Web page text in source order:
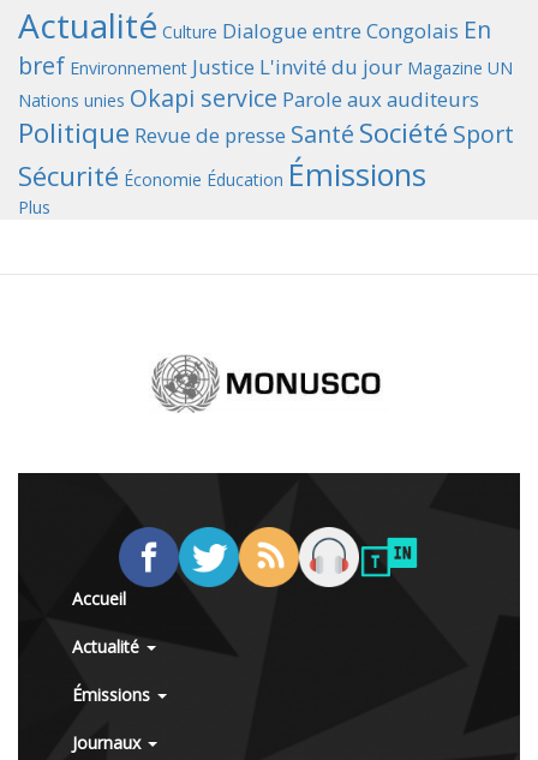
Actualité Culture Dialogue entre Congolais En
bref Environnement Justice L'invité du jour Magazine UN
Nations unies Okapi service Parole aux auditeurs
Politique Revue de presse Santé Société Sport
Sécurité Économie Éducation Émissions
Plus
Accueil
Actualité
Émissions
Journaux